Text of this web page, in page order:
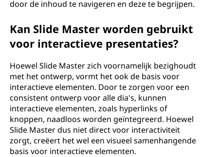
door de inhoud te navigeren en deze te begrijpen.
Kan Slide Master worden gebruikt
voor interactieve presentaties?
Hoewel Slide Master zich voornamelijk bezighoudt
met het ontwerp, vormt het ook de basis voor
interactieve elementen. Door te zorgen voor een
consistent ontwerp voor alle dia's, kunnen
interactieve elementen, zoals hyperlinks of
knoppen, naadloos worden geïntegreerd. Hoewel
Slide Master dus niet direct voor interactiviteit
zorgt, creëert het wel een visueel samenhangende
basis voor interactieve elementen.